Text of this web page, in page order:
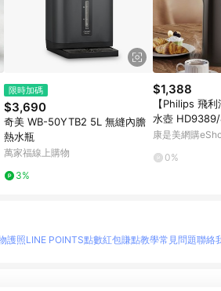
限時加碼
$3,690
奇美 WB-50YTB2 5L 無縫內膽
熱水瓶
萬家福線上購物
3%
$1,388
【Philips 飛
水壺 HD9389/
康是美網購
0%
護照LINE POINTS點數紅包賺點教學常見問題聯絡